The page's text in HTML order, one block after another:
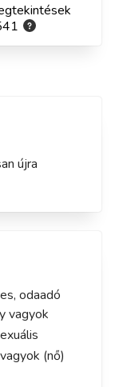
újra
odaadó
vagyok
(nő)